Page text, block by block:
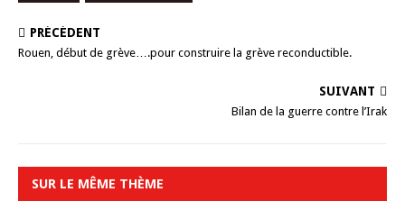
PRÉCÉDENT
Rouen, début de grève….pour construire la grève reconductible.
SUIVANT
Bilan de la guerre contre l’Irak
SUR LE MÊME THÈME